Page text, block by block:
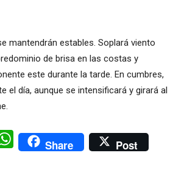
mantendrán estables. Soplará viento
de brisa en las costas y
este durante la tarde. En cumbres,
el día, aunque se intensificará y girará al
WhatsAppShare Post